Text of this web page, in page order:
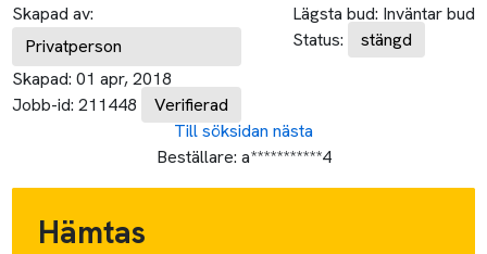
Skapad av:
Privatperson
Skapad: 01 apr, 2018
Jobb-id: 211448 Verifierad
Lägsta bud: Inväntar bud
Status:
stängd
Till söksidan nästa
Beställare: a***********4
Hämtas